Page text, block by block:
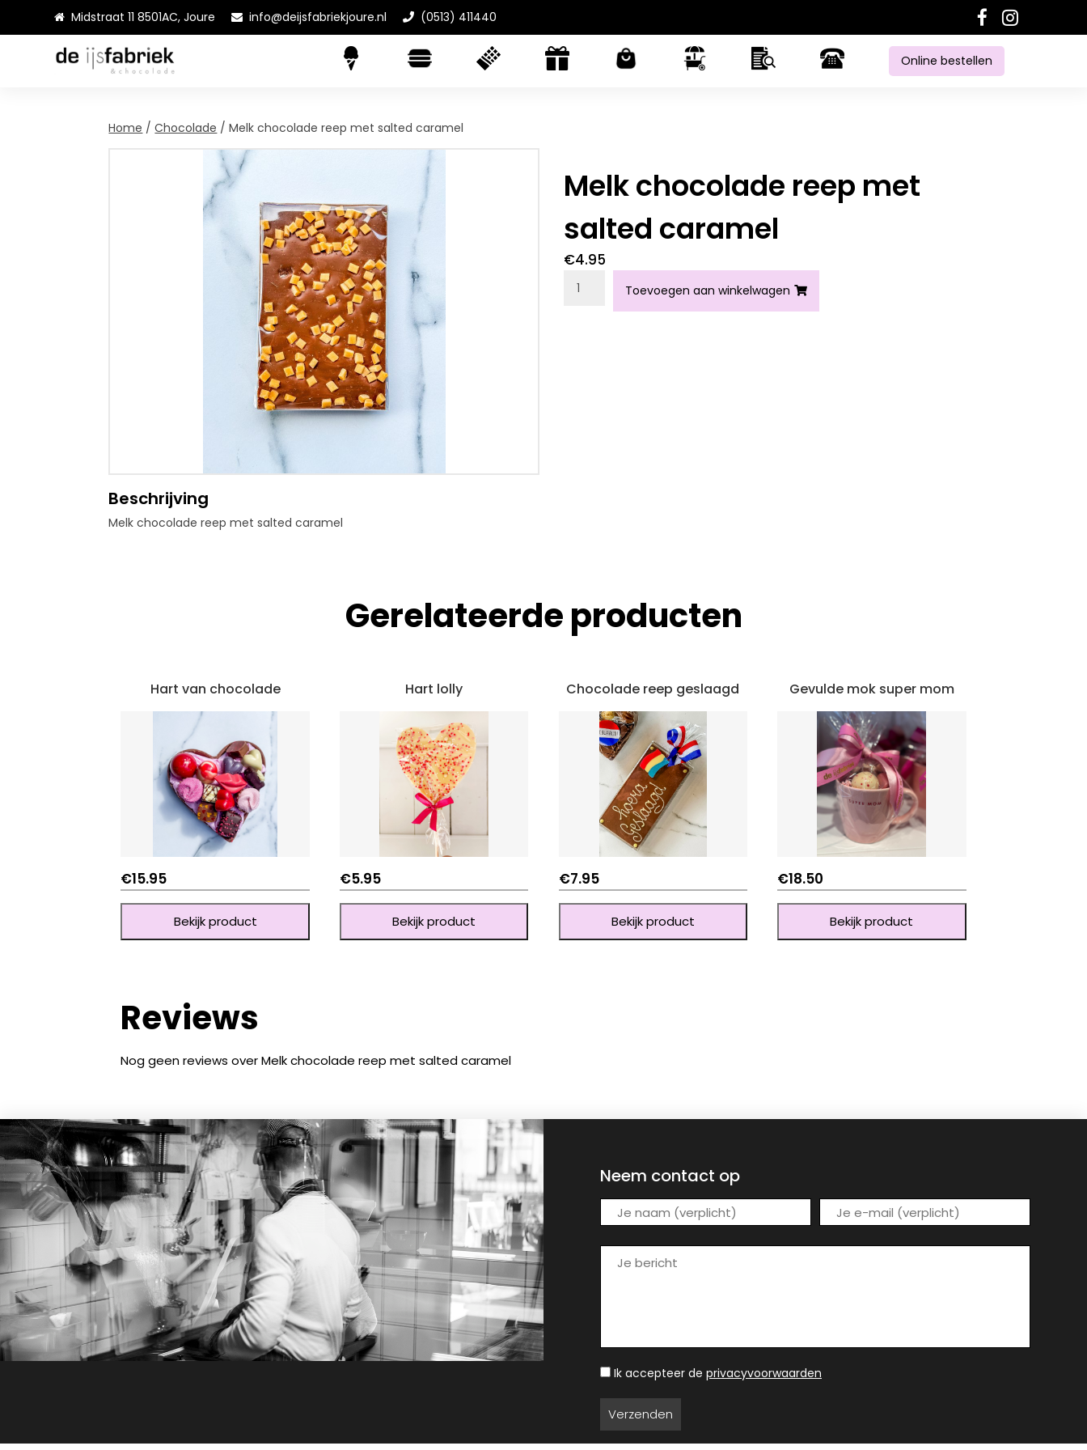
Midstraat 11 8501AC, Joure info@deijsfabriekjoure.nl (0513) 411440
Online bestellen
Home /Chocolade / Melk chocolade reep met salted caramel
Melk chocolade reep met
salted caramel
€4.95
Melk chocolade reep met salted caramel aantal
Toevoegen aan winkelwagen
Beschrijving
Melk chocolade reep met salted caramel
Gerelateerde producten
Hart van chocolade
€15.95
Bekijk product
Hart lolly
€5.95
Bekijk product
Chocolade reep geslaagd
€7.95
Bekijk product
Gevulde mok super mom
€18.50
Bekijk product
Reviews
Nog geen reviews over Melk chocolade reep met salted caramel
Neem contact op
Ik accepteer de privacyvoorwaarden